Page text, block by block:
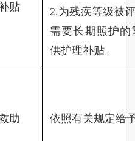
贴
2.为残疾等级被
需要长期照护
供护理补贴。
助 依照有关规定给